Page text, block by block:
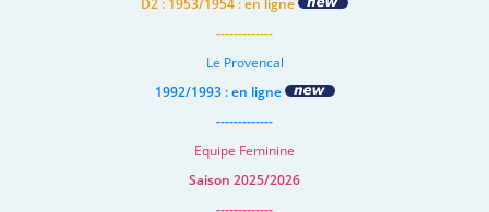
-------------
Le Provencal
1992/1993 : en ligne
-------------
Equipe Feminine
Saison 2025/2026